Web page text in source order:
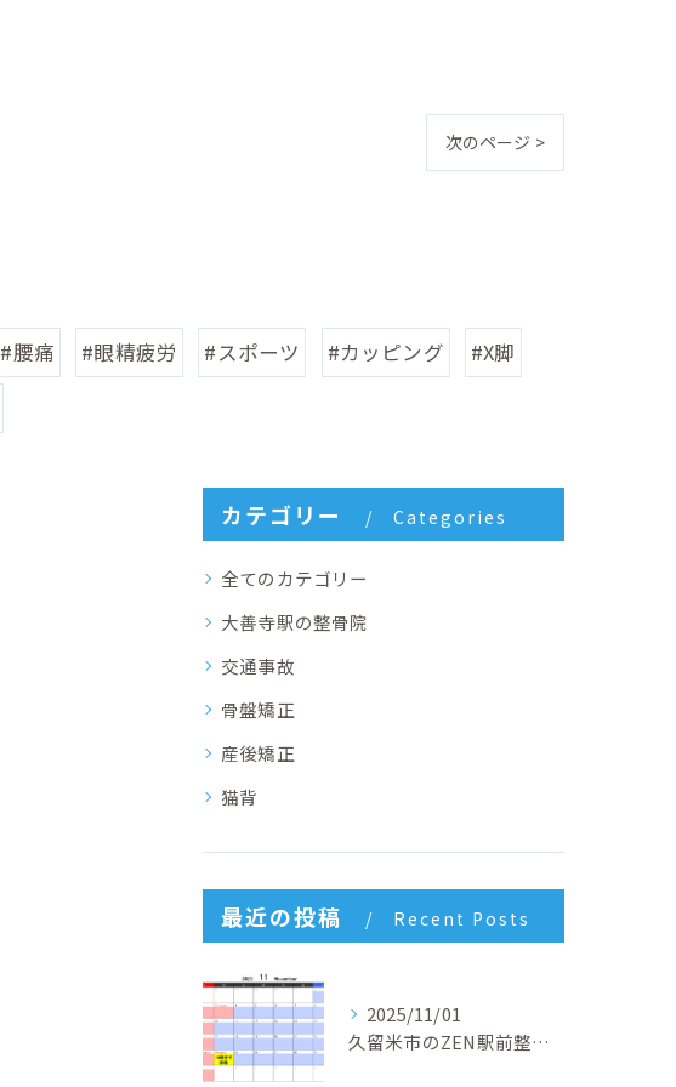
次のページ >
#腰痛 #眼精疲労 #スポーツ #カッピング
#X脚
カテゴリー Categories
全てのカテゴリー
大善寺駅の整骨院
交通事故
骨盤矯正
産後矯正
猫背
最近の投稿 Recent Posts
2025/11/01
久留米市のZEN駅前整骨院 4周年キャンペーン開催中！回数券１０％OFF&初回半額体験実施中！